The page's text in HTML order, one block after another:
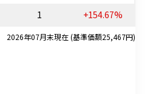
1 +154.67%
2026年07月末現在 (基準価額25,467円)